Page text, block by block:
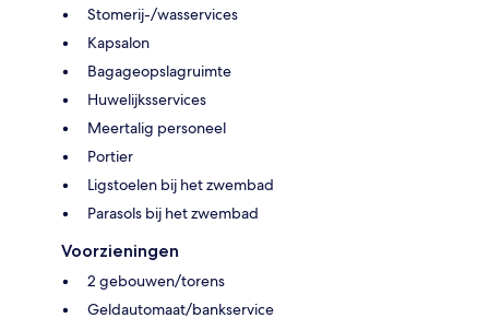
Stomerij-/wasservices
Kapsalon
Bagageopslagruimte
Huwelijksservices
Meertalig personeel
Portier
Ligstoelen bij het zwembad
Parasols bij het zwembad
Voorzieningen
2 gebouwen/torens
Geldautomaat/bankservice